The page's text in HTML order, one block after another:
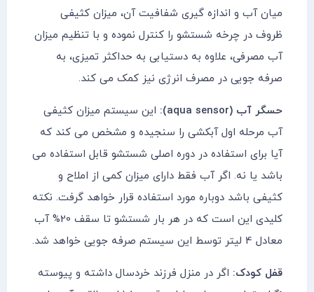
میان آب و اندازه گیری شفافیت آن، میزان کثیفی
ظروف در چرخه شستشو را کنترل نموده و با تنظیم میزان
آب مصرفی، علاوه به دستیابی به حداکثر تمیزی، به
صرفه جویی در مصرف انرژی نیز کمک می کند.
حسگر آب (aqua sensor):
این سیستم میزان کثیفی
آب مرحله اول آبکشی را سنجیده و مشخص می کند که
آیا برای استفاده در دوره اصلی شستشو قابل استفاده می
باشد یا نه. اگر آب فقط دارای میزان کمی از املاح و
کثیفی باشد دوباره مورد استفاده قرار خواهد گرفت. نکته
کلیدی این است که در هر بار شستشو تا سقف 20% آب
معادل 4 لیتر توسط این سیستم صرفه جویی خواهد شد.
قفل کودک: اگر در منزل فرزند خردسال داشته و پیوسته